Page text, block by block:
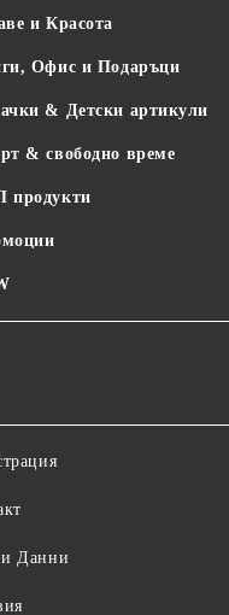
и Красота
Офис и Подаръци
& Детски артикули
& свободно време
продукти
Данни